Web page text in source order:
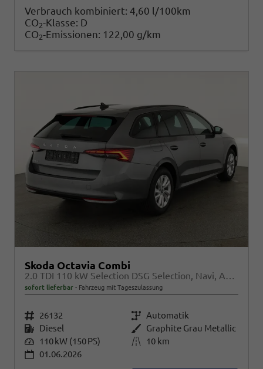
Verbrauch kombiniert: 4,60 l/100km
CO2-Klasse: D
CO2-Emissionen: 122,00 g/km
Skoda Octavia Combi
2.0 TDI 110 kW Selection DSG Selection, Navi, AHK, el. Klappe, 5-J Garantie
sofort lieferbar Fahrzeug mit Tageszulassung
Fahrzeugnr. 26132 Getriebe Automatik
Kraftstoff Diesel Außenfarbe Graphite Grau Metallic
Leistung 110 kW (150 PS) Kilometerstand
10 km
01.06.2026